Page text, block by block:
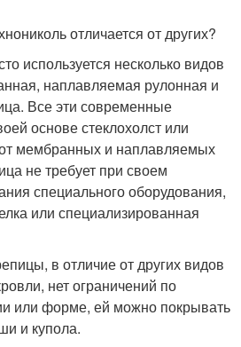
отличается от других?
используется несколько видов
наплавляемая рулонная и
Все эти современные
основе стеклохолст или
мембранных и наплавляемых
не требует при своем
специального оборудования,
или специализированная
в отличие от других видов
нет ограничений по
или форме, ей можно покрывать
и купола.